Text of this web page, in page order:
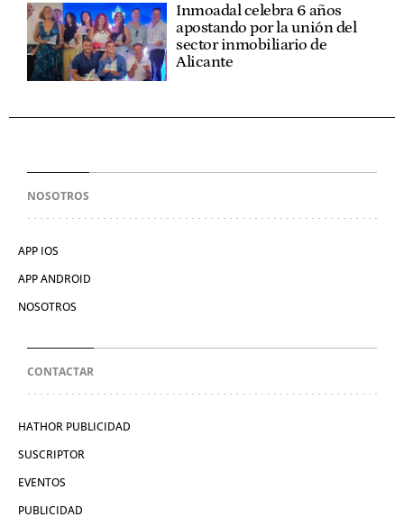
Inmoadal celebra 6 años
apostando por la unión del
sector inmobiliario de
Alicante
NOSOTROS
APP IOS
APP ANDROID
NOSOTROS
CONTACTAR
HATHOR PUBLICIDAD
SUSCRIPTOR
EVENTOS
PUBLICIDAD